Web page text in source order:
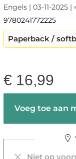
Engels | 03-11-2025
9780241772225
Paperback /
€ 16,99
Voeg toe aan
Niet op